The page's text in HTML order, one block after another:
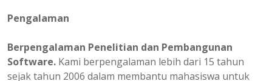
Pengalaman
Berpengalaman Penelitian dan Pembangunan
Software. Kami berpengalaman lebih dari 15 tahun
sejak tahun 2006 dalam membantu mahasiswa untuk